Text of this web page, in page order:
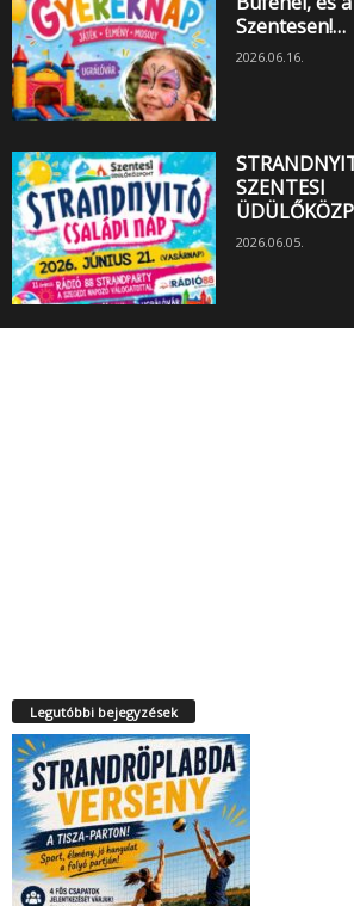
Szentesen!…
2026.06.16.
SZENTESI
2026.06.05.
Legutóbbi bejegyzések